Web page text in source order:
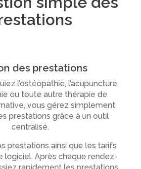
des prestations
l’ostéopathie, l’acupuncture,
ou toute autre thérapie de
vous gérez simplement
prestations grâce à un outil
centralisé.
prestations ainsi que les tarifs
logiciel. Après chaque rendez-